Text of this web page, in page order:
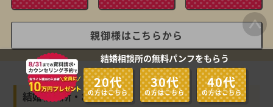
親御様はこちらから
結婚相談所・お見合い
結婚相談所の無料パンフをもらう
20代
の方はこちら
30代
の方はこちら
40代
の方はこちら